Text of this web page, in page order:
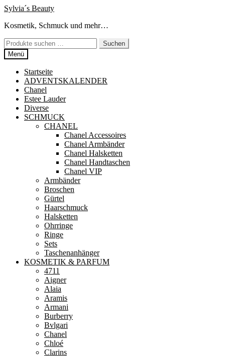
Zur
springen
Zum
springen
Sylvia´s Beauty
Kosmetik, Schmuck und mehr…
Suchen
nach:
Suchen
Menü
Startseite
ADVENTSKALENDER
Chanel
Estee Lauder
Diverse
SCHMUCK
CHANEL
Chanel Accessoires
Chanel Armbänder
Chanel Halsketten
Chanel Handtaschen
Chanel VIP
Armbänder
Broschen
Gürtel
Haarschmuck
Halsketten
Ohrringe
Ringe
Sets
Taschenanhänger
KOSMETIK & PARFUM
4711
Aigner
Alaia
Aramis
Armani
Burberry
Bvlgari
Chanel
Chloé
Clarins